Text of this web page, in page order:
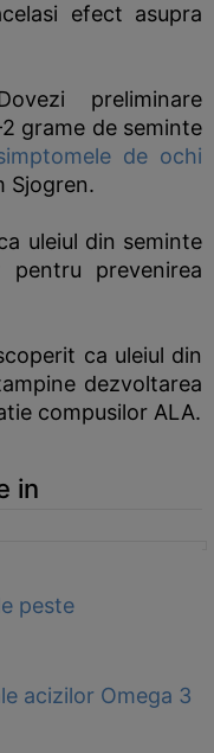
efect asupra
preliminare
grame de seminte
de ochi
Sjogren.
uleiul din seminte
prevenirea
ca uleiul din
dezvoltarea
compusilor ALA.
in
peste
acizilor Omega 3